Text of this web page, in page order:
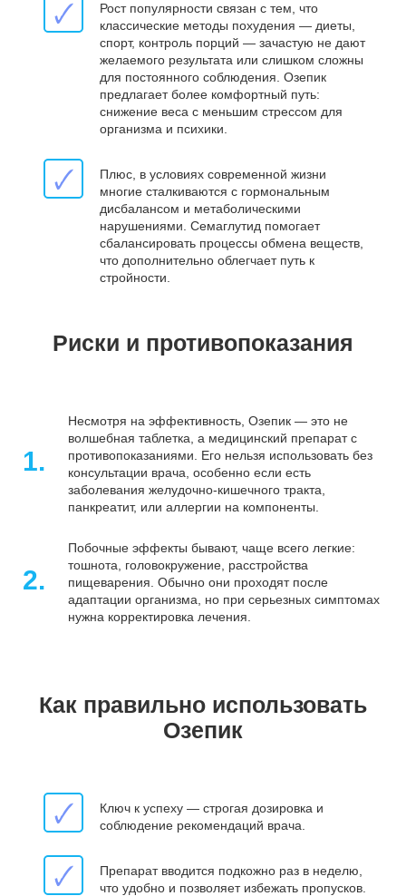
🗸
Рост популярности связан с тем, что
классические методы похудения — диеты,
спорт, контроль порций — зачастую не дают
желаемого результата или слишком сложны
для постоянного соблюдения. Озепик
предлагает более комфортный путь:
снижение веса с меньшим стрессом для
организма и психики.
🗸
Плюс, в условиях современной жизни
многие сталкиваются с гормональным
дисбалансом и метаболическими
нарушениями. Семаглутид помогает
сбалансировать процессы обмена веществ,
что дополнительно облегчает путь к
стройности.
Риски и противопоказания
1.
Несмотря на эффективность, Озепик — это не
волшебная таблетка, а медицинский препарат с
противопоказаниями. Его нельзя использовать без
консультации врача, особенно если есть
заболевания желудочно-кишечного тракта,
панкреатит, или аллергии на компоненты.
2.
Побочные эффекты бывают, чаще всего легкие:
тошнота, головокружение, расстройства
пищеварения. Обычно они проходят после
адаптации организма, но при серьезных симптомах
нужна корректировка лечения.
Как правильно использовать
Озепик
🗸
Ключ к успеху — строгая дозировка и
соблюдение рекомендаций врача.
🗸
Препарат вводится подкожно раз в неделю,
что удобно и позволяет избежать пропусков.